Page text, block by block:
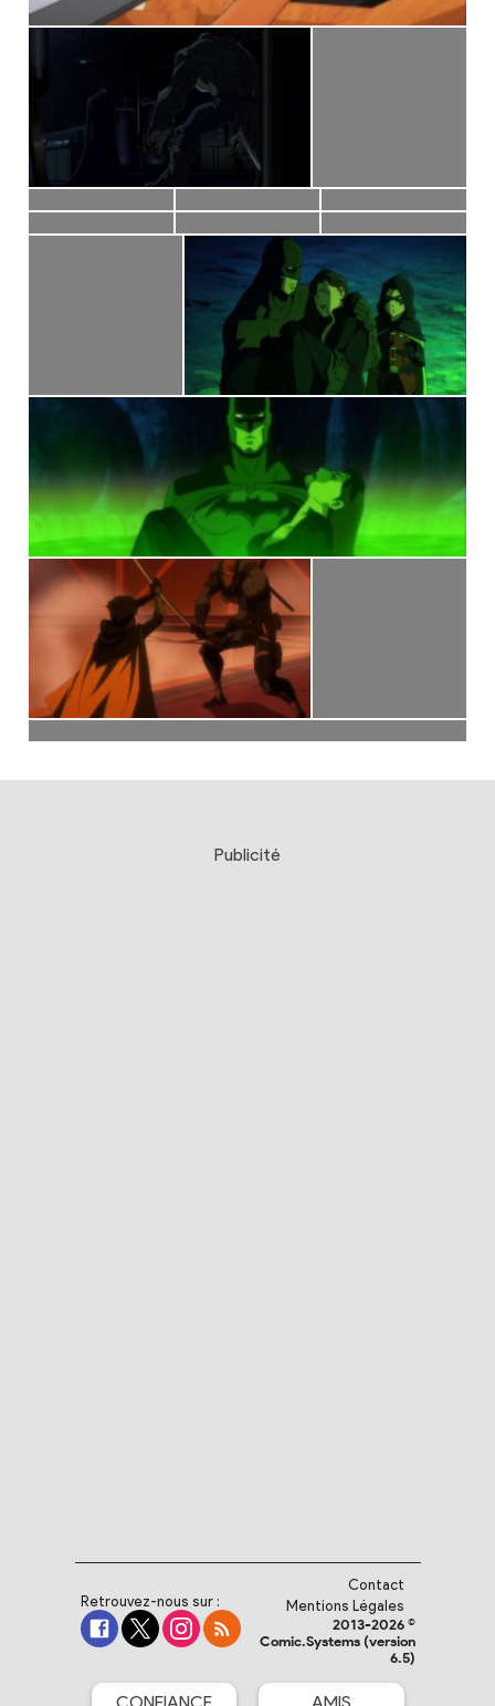
Publicité
Retrouvez-nous sur :
Contact
Mentions Légales
2013-2026 ©
Comic.Systems (version
6.5)